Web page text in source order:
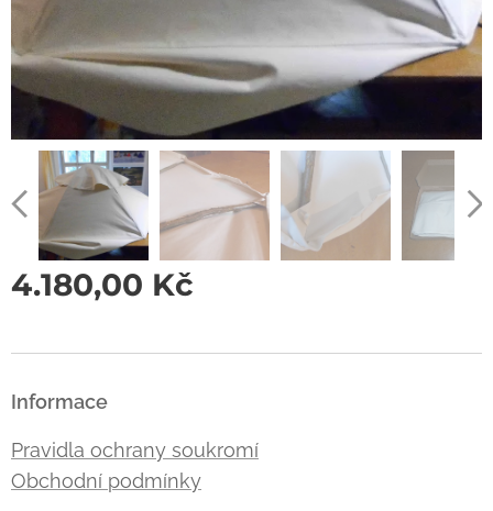
4.180,00 Kč
Informace
Pravidla ochrany soukromí
Obchodní podmínky